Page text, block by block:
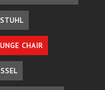
CHAIR